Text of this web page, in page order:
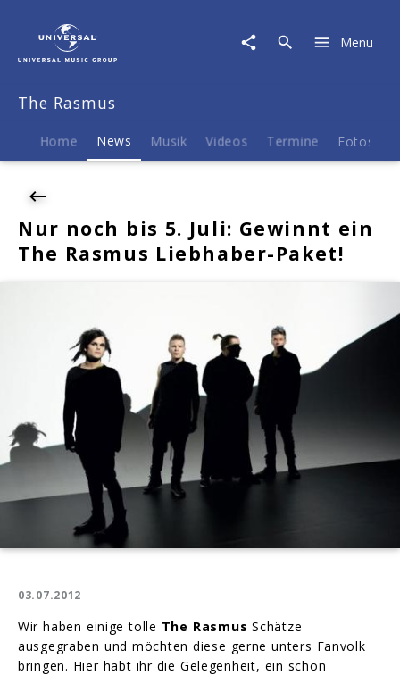
News
Nur
5.
Gewinnt
The
Rasmus
Menu
The Rasmus
Home News Musik Videos Termine Fotos
Nur noch bis 5. Juli: Gewinnt ein
The Rasmus Liebhaber-Paket!
03.07.2012
Wir haben einige tolle The Rasmus Schätze
ausgegraben und möchten diese gerne unters Fanvolk
bringen. Hier habt ihr die Gelegenheit, ein schön